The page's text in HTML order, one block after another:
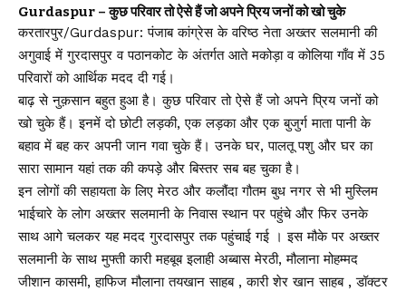
Gurdaspur – कुछ परिवार तो ऐसे हैं जो अपने प्रिय जनों को खो चुके
करतारपुर/Gurdaspur: पंजाब कांग्रेस के वरिष्ठ नेता अख्तर सलमानी की
अगुवाई में गुरदासपुर व पठानकोट के अंतर्गत आते मकोड़ा व कोलिया गाँव में 35
परिवारों को आर्थिक मदद दी गई।
बाढ़ से नुक़सान बहुत हुआ है। कुछ परिवार तो ऐसे हैं जो अपने प्रिय जनों को
खो चुके हैं। इनमें दो छोटी लड़की, एक लड़का और एक बुजुर्ग माता पानी के
बहाव में बह कर अपनी जान गवा चुके हैं। उनके घर, पालतू पशु और घर का
सारा सामान यहां तक की कपड़े और बिस्तर सब बह चुका है।
इन लोगों की सहायता के लिए मेरठ और कलौंदा गौतम बुध नगर से भी मुस्लिम
भाईचारे के लोग अख्तर सलमानी के निवास स्थान पर पहुंचे और फिर उनके
साथ आगे चलकर यह मदद गुरदासपुर तक पहुंचाई गई । इस मौके पर अख्तर
सलमानी के साथ मुफ्ती कारी महबूब इलाही अब्बास मेरठी, मौलाना मोहम्मद
जीशान कासमी, हाफिज मौलाना तयखान साहब , कारी शेर खान साहब , डॉक्टर